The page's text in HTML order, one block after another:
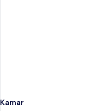
Kamar